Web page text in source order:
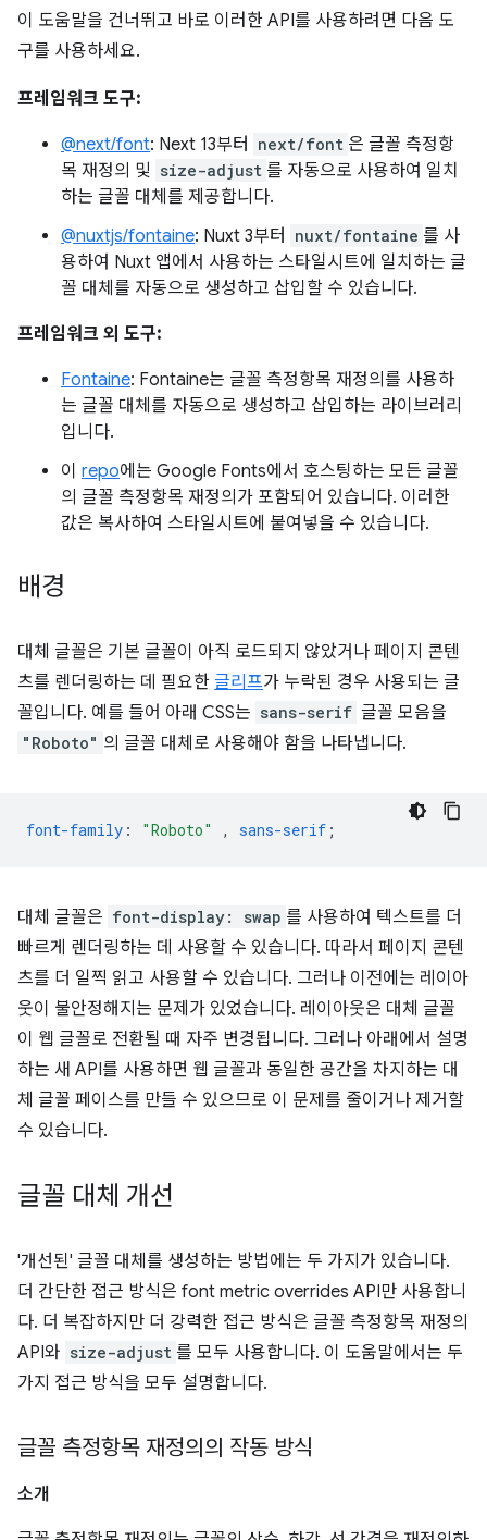
이 도움말을 건너뛰고 바로 이러한 API를 사용하려면 다음 도
구를 사용하세요.
프레임워크 도구:
@next/font: Next 13부터 next/font 은 글꼴 측정항
목 재정의 및 size-adjust 를 자동으로 사용하여 일치
하는 글꼴 대체를 제공합니다.
@nuxtjs/fontaine: Nuxt 3부터 nuxt/fontaine 를 사
용하여 Nuxt 앱에서 사용하는 스타일시트에 일치하는 글
꼴 대체를 자동으로 생성하고 삽입할 수 있습니다.
프레임워크 외 도구:
Fontaine: Fontaine는 글꼴 측정항목 재정의를 사용하
는 글꼴 대체를 자동으로 생성하고 삽입하는 라이브러리
입니다.
이 repo에는 Google Fonts에서 호스팅하는 모든 글꼴
의 글꼴 측정항목 재정의가 포함되어 있습니다. 이러한
값은 복사하여 스타일시트에 붙여넣을 수 있습니다.
배경
대체 글꼴은 기본 글꼴이 아직 로드되지 않았거나 페이지 콘텐
츠를 렌더링하는 데 필요한 글리프가 누락된 경우 사용되는 글
꼴입니다. 예를 들어 아래 CSS는 sans-serif 글꼴 모음을
"Roboto" 의 글꼴 대체로 사용해야 함을 나타냅니다.
font-family : "Roboto" , sans-serif ;
대체 글꼴은 font-display: swap 를 사용하여 텍스트를 더
빠르게 렌더링하는 데 사용할 수 있습니다. 따라서 페이지 콘텐
츠를 더 일찍 읽고 사용할 수 있습니다. 그러나 이전에는 레이아
웃이 불안정해지는 문제가 있었습니다. 레이아웃은 대체 글꼴
이 웹 글꼴로 전환될 때 자주 변경됩니다. 그러나 아래에서 설명
하는 새 API를 사용하면 웹 글꼴과 동일한 공간을 차지하는 대
체 글꼴 페이스를 만들 수 있으므로 이 문제를 줄이거나 제거할
수 있습니다.
글꼴 대체 개선
'개선된' 글꼴 대체를 생성하는 방법에는 두 가지가 있습니다.
더 간단한 접근 방식은 font metric overrides API만 사용합니
다. 더 복잡하지만 더 강력한 접근 방식은 글꼴 측정항목 재정의
API와 size-adjust 를 모두 사용합니다. 이 도움말에서는 두
가지 접근 방식을 모두 설명합니다.
글꼴 측정항목 재정의의 작동 방식
소개